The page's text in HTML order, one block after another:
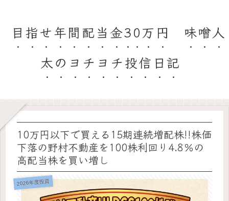
目指せ年間配当金30万円 味噌人
太のヨチヨチ投信日記
10万円以下で買える15期連続増配株!!株価
下落の野村不動産を100株利回り4.8％の
高配当株を買い増し
2026年度投資